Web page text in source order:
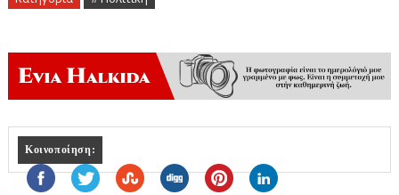
Κοινοποίηση: